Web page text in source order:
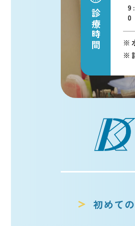
診療時間
0
※
※
初めて